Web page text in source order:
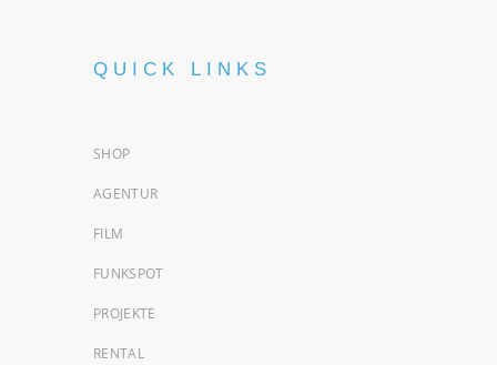
QUICK LINKS
SHOP
AGENTUR
FILM
FUNKSPOT
PROJEKTE
RENTAL